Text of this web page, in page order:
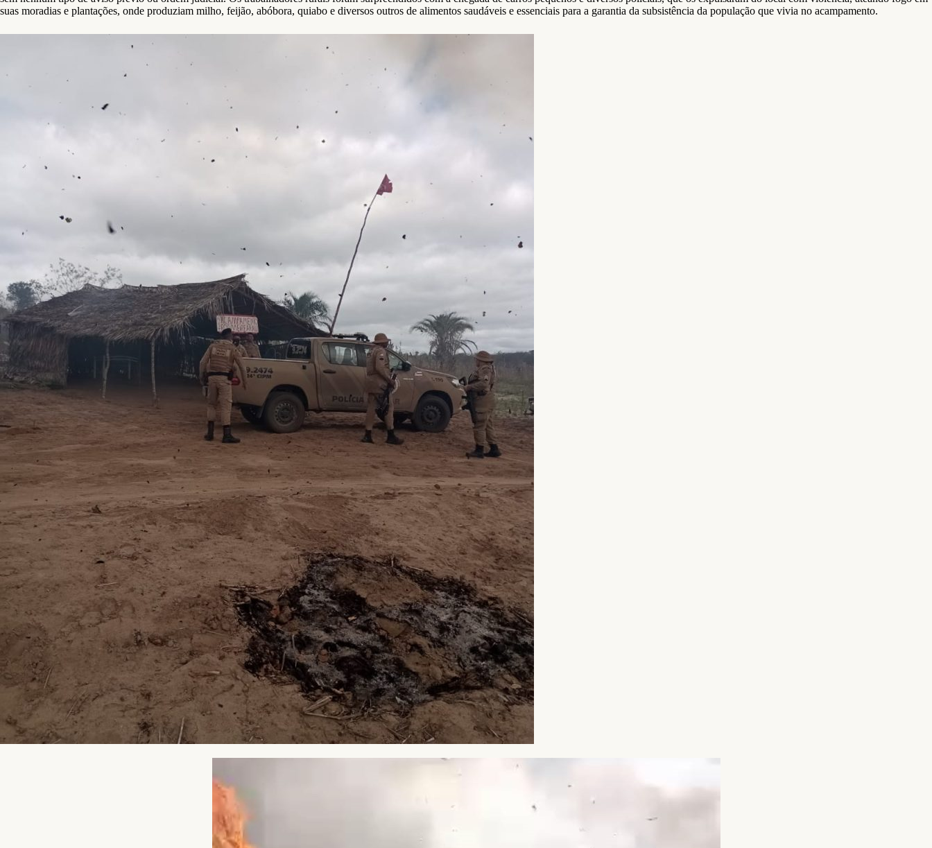
suas moradias e plantações, onde produziam milho, feijão, abóbora, quiabo e diversos outros de alimentos saudáveis e essenciais para a garantia da subsistência da população que vivia no acampamento.